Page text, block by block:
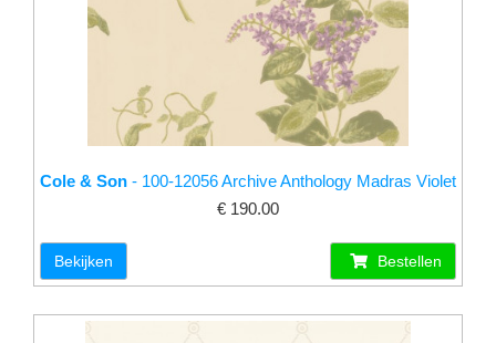
Cole & Son - 100-12056 Archive Anthology Madras Violet
€ 190.00
Bekijken Bestellen